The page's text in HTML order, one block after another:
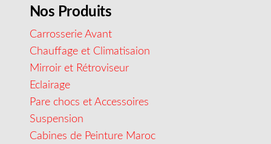
Nos Produits
Carrosserie Avant
Chauffage et Climatisaion
Mirroir et Rétroviseur
Eclairage
Pare chocs et Accessoires
Suspension
Cabines de Peinture Maroc